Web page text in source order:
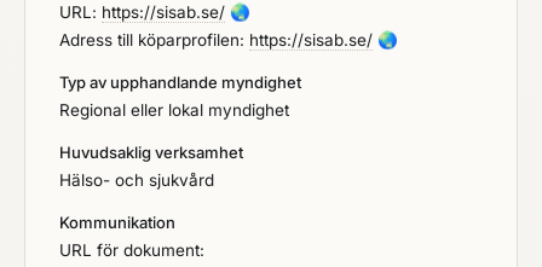
URL: https://sisab.se/ 🌏
Adress till köparprofilen: https://sisab.se/ 🌏
Typ av upphandlande myndighet
Regional eller lokal myndighet
Huvudsaklig verksamhet
Hälso- och sjukvård
Kommunikation
URL för dokument: